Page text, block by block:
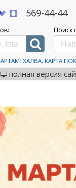
569-44-44
Поиск
ХАЛВА, КАРТА
полная версия
> Новости, статьи и